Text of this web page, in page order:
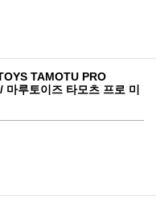
TAMOTU PRO
루토이즈 타모츠 프로 미